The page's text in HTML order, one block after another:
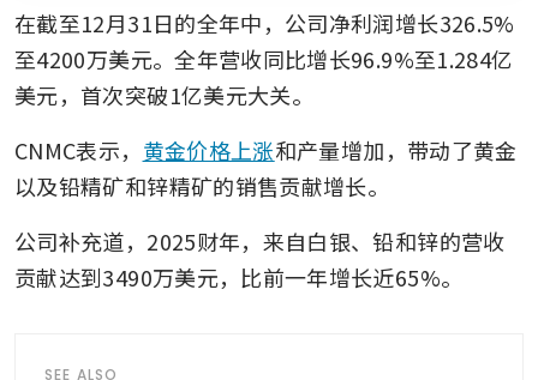
在截至12月31日的全年中，公司净利润增长326.5%
至4200万美元。全年营收同比增长96.9%至1.284亿
美元，首次突破1亿美元大关。
CNMC表示， 黄金价格上涨和产量增加，带动了黄金
以及铅精矿和锌精矿的销售贡献增长。
公司补充道，2025财年，来自白银、铅和锌的营收
贡献达到3490万美元，比前一年增长近65%。
SEE ALSO